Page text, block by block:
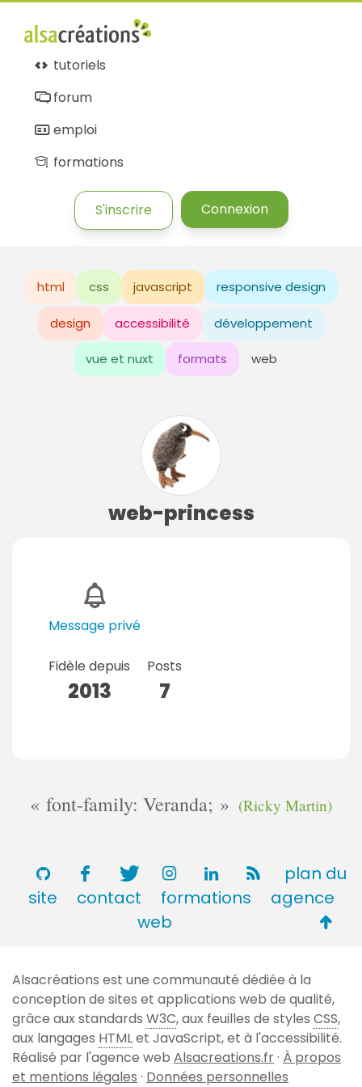
tutoriels
forum
emploi
formations
S'inscrire Connexion
html css javascript responsive design
design accessibilité développement
vue et nuxt formats web
web-princess
Message privé
Fidèle depuis
2013
Posts
7
font-family: Veranda; (Ricky Martin)
plan du
site
contact formations
agence
web
de
page
Alsacréations est une communauté dédiée à la
conception de sites et applications web de qualité,
grâce aux standards W3C, aux feuilles de styles CSS,
aux langages HTMLet JavaScript, et à l'accessibilité.
Réalisé par l'agence web Alsacreations.fr· À propos
et mentions légales · Données personnelles